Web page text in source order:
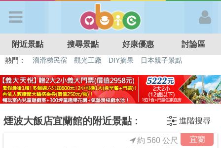
APP登入
首 頁
附近景點 搜尋景點 好康優惠 討論區
熱門： 溜滑梯民宿 觀光工廠 DIY摘果
日本親子景點
煙波大飯店宜蘭館的附近景點 : 進階搜尋
宜蘭
約 560 公尺